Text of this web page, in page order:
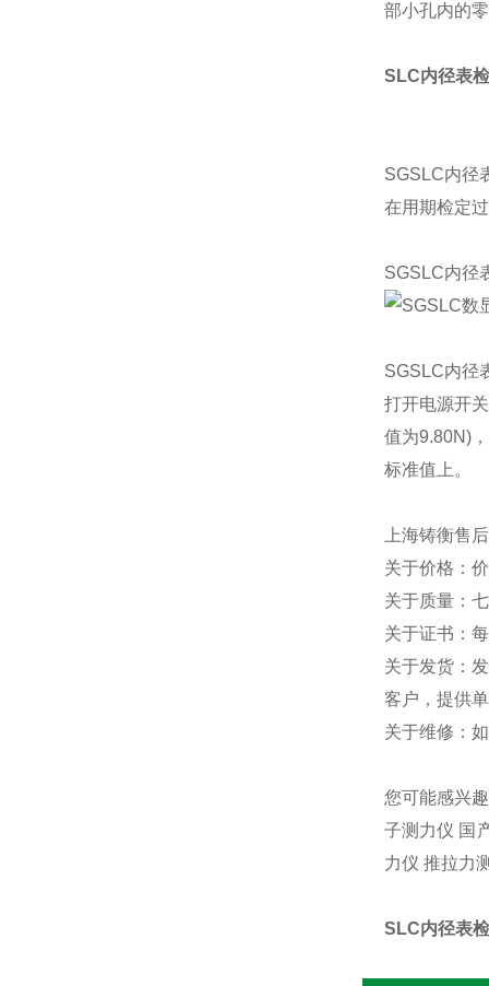
部小孔内的
SLC内径表
SGSLC内径
在用期检定
SGSLC内径
SGSLC内径
打开电源开
值为9.80N)
标准值上。
上海铸衡售
关于价格：
关于质量：
关于证书：
关于发货：
客户，提供
关于维修：
您可能感兴
子测力仪 国
力仪 推拉力
SLC内径表